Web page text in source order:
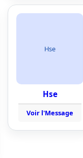
Hse
Hse
Voir l'Message